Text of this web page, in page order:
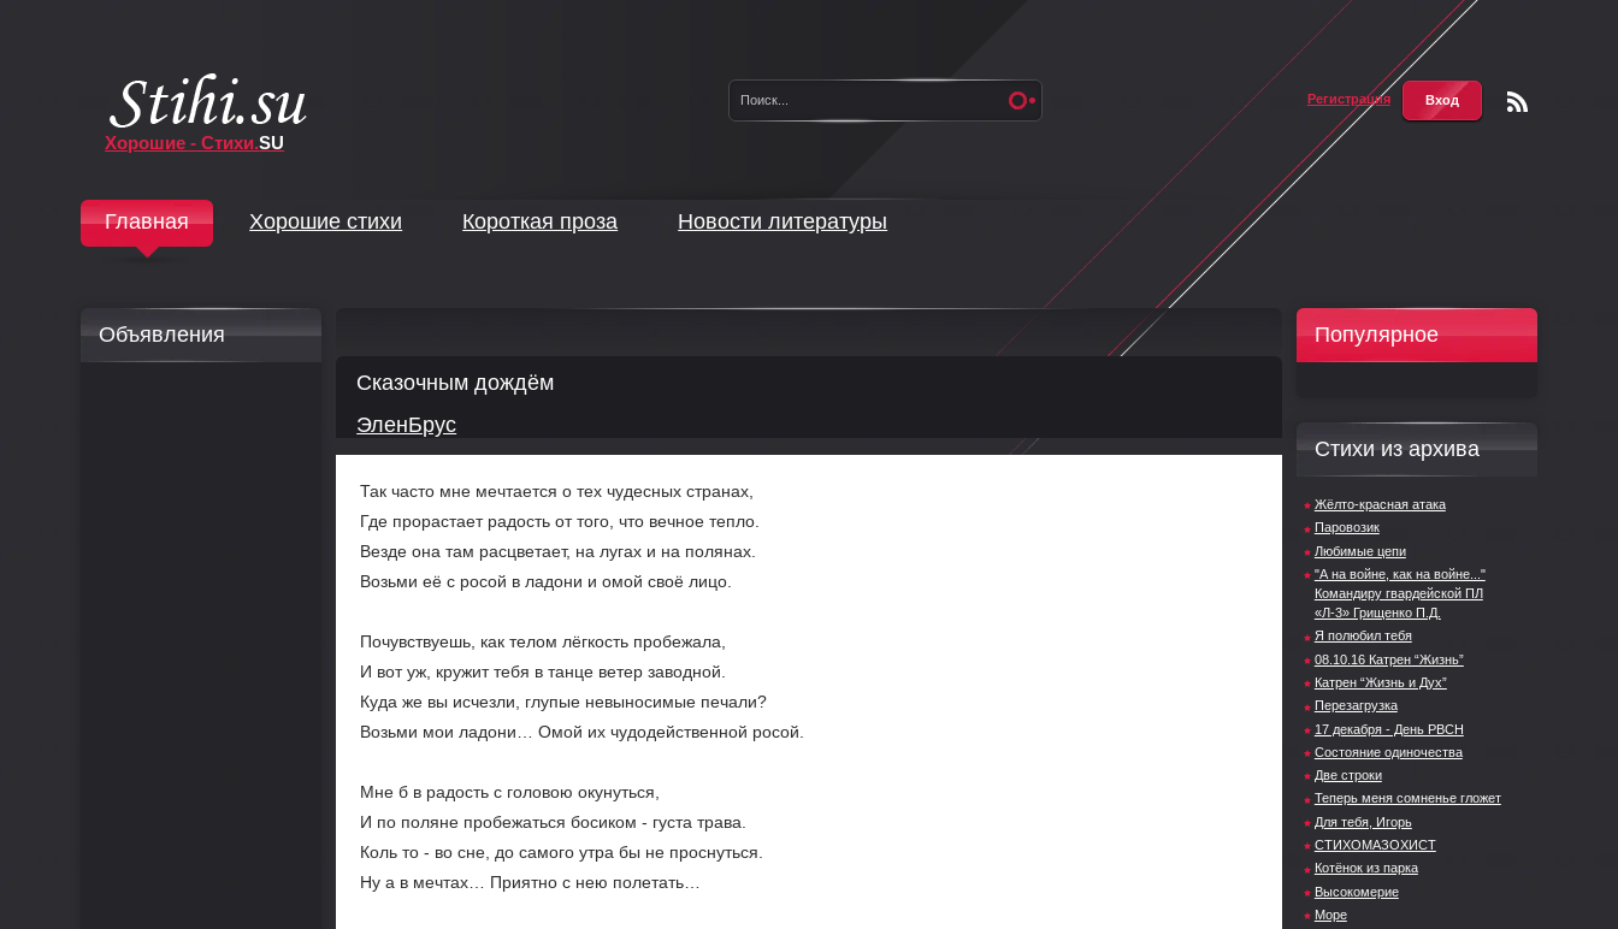
Хорошие - Стихи.SU
Регистрация Вход
Главная Хорошие стихи Короткая проза Новости литературы
Сказочным дождём
ЭленБрус
Так часто мне мечтается о тех чудесных странах,
Где прорастает радость от того, что вечное тепло.
Везде она там расцветает, на лугах и на полянах.
Возьми её с росой в ладони и омой своё лицо.
Почувствуешь, как телом лёгкость пробежала,
И вот уж, кружит тебя в танце ветер заводной.
Куда же вы исчезли, глупые невыносимые печали?
Возьми мои ладони… Омой их чудодейственной росой.
Мне б в радость с головою окунуться,
И по поляне пробежаться босиком - густа трава.
Коль то - во сне, до самого утра бы не проснуться.
Ну а в мечтах… Приятно с нею полетать…
Популярное
Стихи из архива
Жёлто-красная атака
Паровозик
Любимые цепи
"А на войне, как на войне..."
Командиру гвардейской ПЛ
«Л-3» Грищенко П.Д.
Я полюбил тебя
08.10.16 Катрен “Жизнь”
Катрен “Жизнь и Дух”
Перезагрузка
17 декабря - День РВСН
Состояние одиночества
Две строки
Теперь меня сомненье гложет
Для тебя, Игорь
СТИХОМАЗОХИСТ
Котёнок из парка
Высокомерие
Море
Объявления